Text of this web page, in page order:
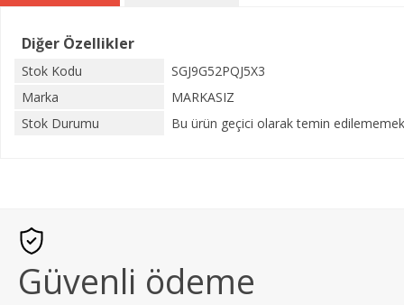
Diğer Özellikler
Stok Kodu
SGJ9G52PQJ5X3
Marka
MARKASIZ
Stok Durumu
Bu ürün geçici olarak temin
Güvenli ödeme